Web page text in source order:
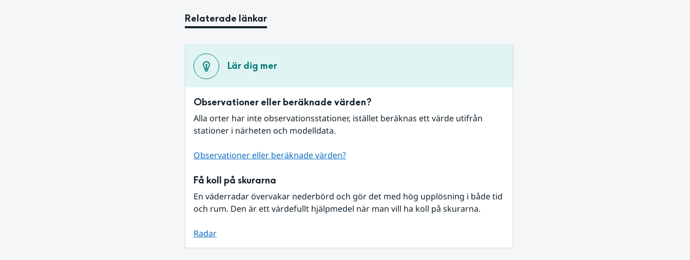
Relaterade länkar
Lär dig mer
Observationer eller beräknade värden?
Alla orter har inte observationsstationer, istället beräknas ett värde utifrån
stationer i närheten och modelldata.
Observationer eller beräknade värden?
Få koll på skurarna
En väderradar övervakar nederbörd och gör det med hög upplösning i både tid
och rum. Den är ett värdefullt hjälpmedel när man vill ha koll på skurarna.
Radar